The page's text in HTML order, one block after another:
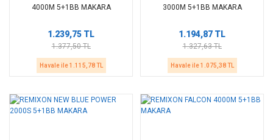
4000M 5+1BB MAKARA
1.239,75 TL
1.377,50 TL
Havale ile 1.115,78 TL
3000M 5+1BB MAKARA
1.194,87 TL
1.327,63 TL
Havale ile 1.075,38 TL